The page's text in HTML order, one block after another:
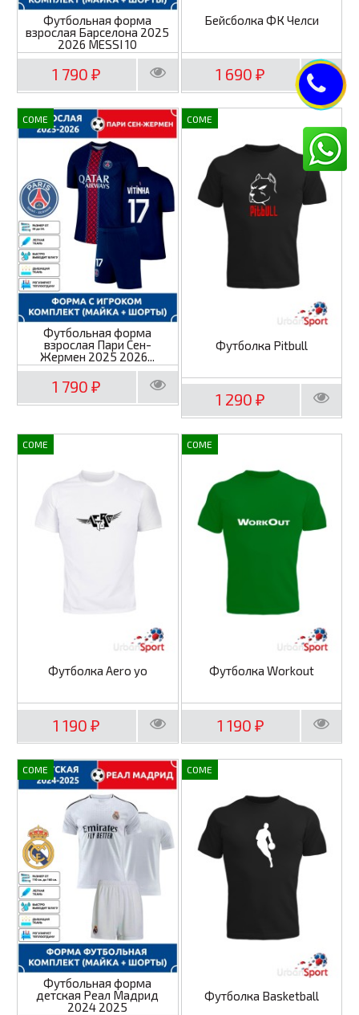
Футбольная форма
взрослая Барселона 2025
2026 MESSI 10
1 790₽
Бейсболка ФК Челси
1 690₽
COME
Футбольная форма
взрослая Пари Сен-
Жермен 2025 2026...
1 790₽
COME
Футболка Pitbull
1 290₽
COME
Футболка Aero yo
1 190₽
COME
Футболка Workout
1 190 ₽
COME
Футбольная форма
детская Реал Мадрид
2024 2025
COME
Футболка Basketball